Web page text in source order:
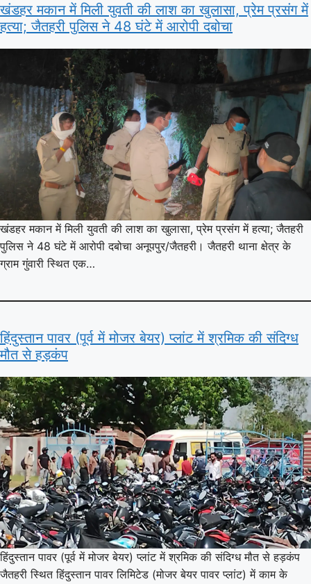
खंडहर मकान में मिली युवती की लाश का खुलासा, प्रेम प्रसंग में
हत्या; जैतहरी पुलिस ने 48 घंटे में आरोपी दबोचा
खंडहर मकान में मिली युवती की लाश का खुलासा, प्रेम प्रसंग में हत्या; जैतहरी
पुलिस ने 48 घंटे में आरोपी दबोचा अनूपपुर/जैतहरी। जैतहरी थाना क्षेत्र के
ग्राम गुंवारी स्थित एक…
हिंदुस्तान पावर (पूर्व में मोजर बेयर) प्लांट में श्रमिक की संदिग्ध
मौत से हड़कंप
हिंदुस्तान पावर (पूर्व में मोजर बेयर) प्लांट में श्रमिक की संदिग्ध मौत से हड़कंप
जैतहरी स्थित हिंदुस्तान पावर लिमिटेड (मोजर बेयर पावर प्लांट) में काम के